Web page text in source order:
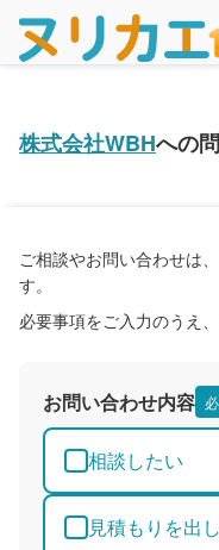
株式会社WBHへの
ご相談やお問い合わせは
す。
必要事項をご入力のうえ
お問い合わせ内容
相談したい
見積もりを出